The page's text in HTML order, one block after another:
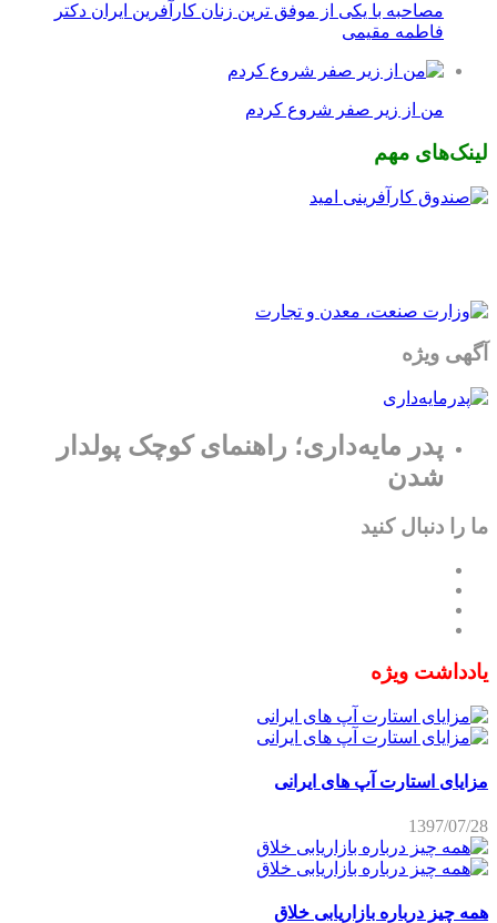
مصاحبه با یکی از موفق ترین زنان کارآفرین ایران دکتر
فاطمه مقیمی
من از زیر صفر شروع کردم
لینک‌های مهم
آگهی ویژه
پدر مایه‌داری؛ راهنمای کوچک پولدار
شدن
ما را دنبال کنید
یادداشت ویژه
مزایای استارت آپ های ایرانی
1397/07/28
همه چیز درباره بازاریابی خلاق